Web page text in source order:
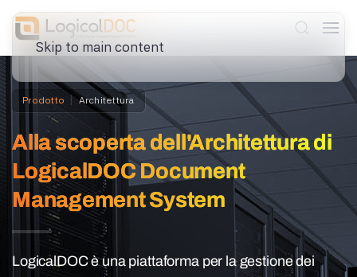
Skip to main content
Prodotto Architettura
Alla scoperta dell'Architettura di
LogicalDOC Document
Management System
LogicalDOC è una piattaforma per la gestione dei